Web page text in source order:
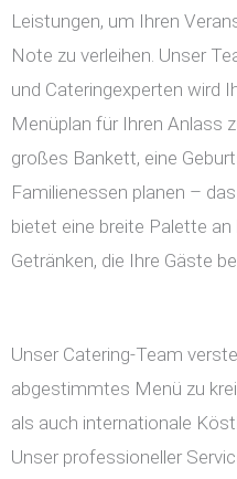
Leistungen, um Ihren
Note zu verleihen. Unser
und Cateringexperten wird
Menüplan für Ihren Anlass
großes Bankett, eine
Familienessen planen –
bietet eine breite Palette
Getränken, die Ihre Gäste
Unser Catering-Team
abgestimmtes Menü zu
als auch internationale
Unser professioneller